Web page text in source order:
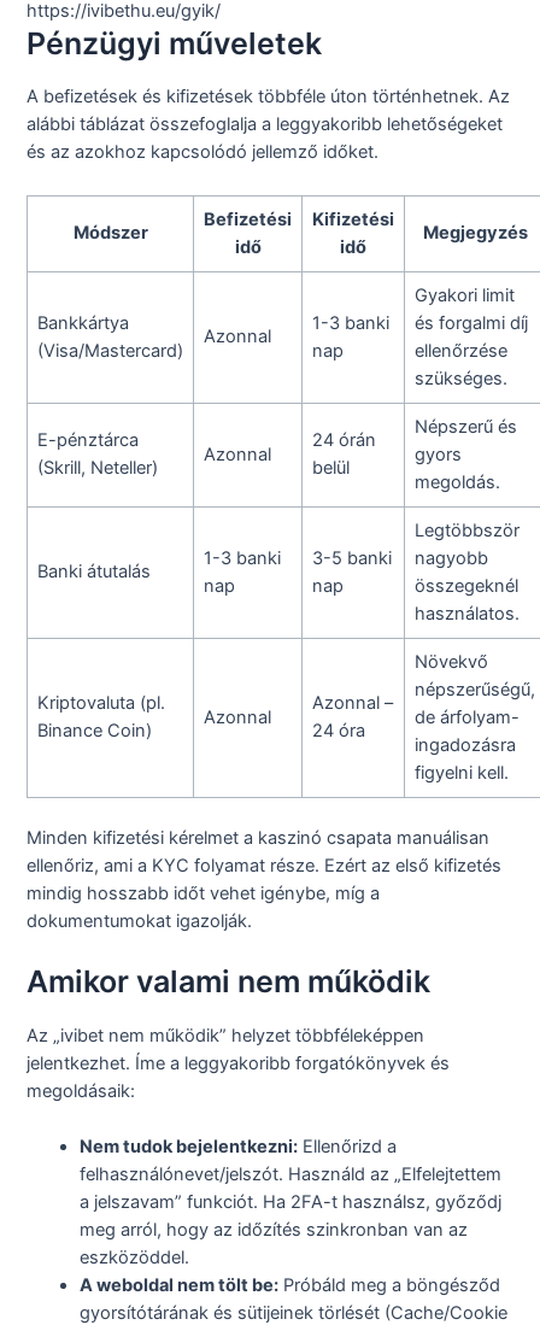
https://ivibethu.eu/gyik/
Pénzügyi műveletek
A befizetések és kifizetések többféle úton történhetnek. Az
alábbi táblázat összefoglalja a leggyakoribb lehetőségeket
és az azokhoz kapcsolódó jellemző időket.
Módszer
Befizetési
idő
Kifizetési
idő
Megjegyzés
Bankkártya
(Visa/Mastercard)
Azonnal
1-3 banki
nap
Gyakori limit
és forgalmi díj
ellenőrzése
szükséges.
E-pénztárca
(Skrill, Neteller)
Azonnal
24 órán
belül
Népszerű és
gyors
megoldás.
Banki átutalás
1-3 banki
nap
3-5 banki
nap
Legtöbbször
nagyobb
összegeknél
használatos.
Kriptovaluta (pl.
Binance Coin)
Azonnal
Azonnal –
24 óra
Növekvő
népszerűségű,
de árfolyam-
ingadozásra
figyelni kell.
Minden kifizetési kérelmet a kaszinó csapata manuálisan
ellenőriz, ami a KYC folyamat része. Ezért az első kifizetés
mindig hosszabb időt vehet igénybe, míg a
dokumentumokat igazolják.
Amikor valami nem működik
Az „ivibet nem működik” helyzet többféleképpen
jelentkezhet. Íme a leggyakoribb forgatókönyvek és
megoldásaik:
Nem tudok bejelentkezni: Ellenőrizd a
felhasználónevet/jelszót. Használd az „Elfelejtettem
a jelszavam” funkciót. Ha 2FA-t használsz, győződj
meg arról, hogy az időzítés szinkronban van az
eszközöddel.
A weboldal nem tölt be: Próbáld meg a böngésződ
gyorsítótárának és sütijeinek törlését (Cache/Cookie